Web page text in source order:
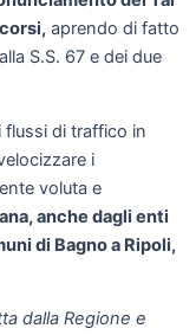
aprendo di fatto
S.S. 67 e dei due
flussi di traffico in
i
voluta e
anche dagli enti
di Bagno a Ripoli,
dalla Regione e